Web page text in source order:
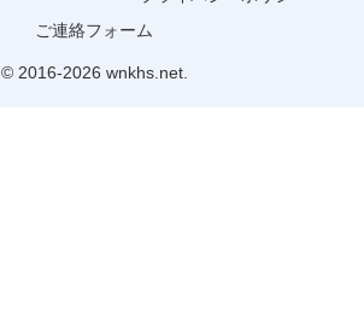
ご連絡フォーム
© 2016-2026 wnkhs.net.